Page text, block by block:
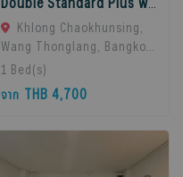
Khlong Chaokhunsing,
Wang Thonglang, Bangkok,
Bangkok, 10310 Bangkok,
Thailand
1 Bed(s)
จาก THB 4,700